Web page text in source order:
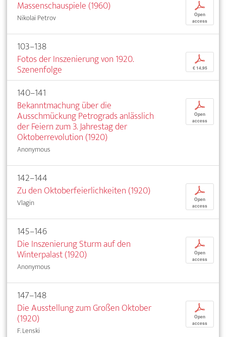
Massenschauspiele (1960)
Nikolai Petrov
p
Open
access
103–138
Fotos der Inszenierung von 1920.
Szenenfolge
p
€ 14,95
140–141
Bekanntmachung über die
Ausschmückung Petrograds anlässlich
der Feiern zum 3. Jahrestag der
Oktoberrevolution (1920)
Anonymous
p
Open
access
142–144
Zu den Oktoberfeierlichkeiten (1920)
Vlagin
p
Open
access
145–146
Die Inszenierung Sturm auf den
Winterpalast (1920)
Anonymous
p
Open
access
147–148
Die Ausstellung zum Großen Oktober
(1920)
F. Lenski
p
Open
access